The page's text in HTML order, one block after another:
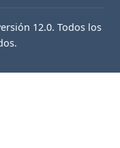
12.0. Todos los